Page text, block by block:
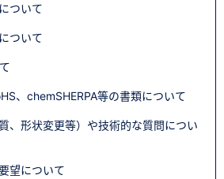
ついて
ついて
、chemSHERPA等の書類について
、形状変更等）や技術的な質問につい
望について